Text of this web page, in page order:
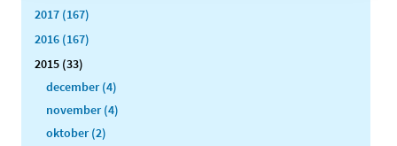
2017 (167)
2016 (167)
2015 (33)
december (4)
november (4)
oktober (2)